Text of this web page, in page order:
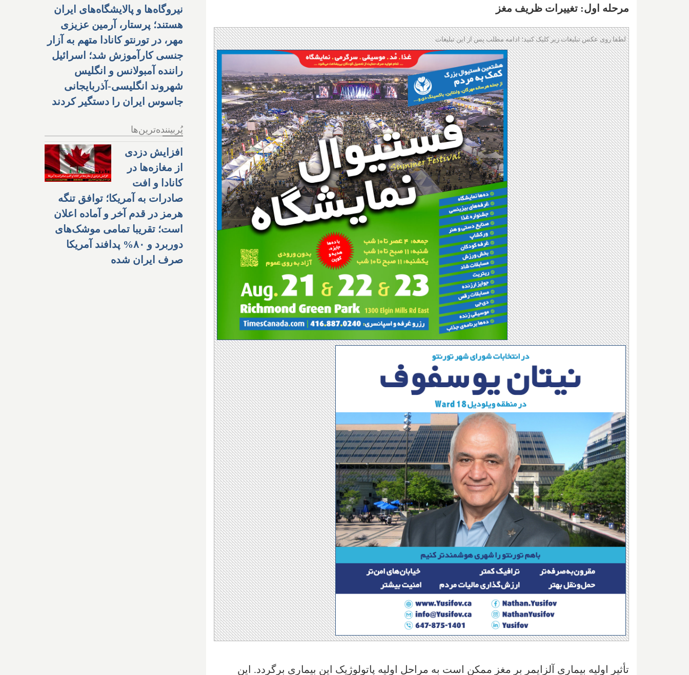
مرحله اول: تغییرات ظریف مغز
لطفا روی عکس تبلیغات زیر کلیک کنید؛ ادامه مطلب پس از این تبلیغات
تأثیر اولیه بیماری آلزایمر بر مغز ممکن است به مراحل اولیه پاتولوژیک این بیماری برگردد. این
نیروگاه‌ها و پالایشگاه‌های ایران
هستند؛ پرستار، آرمین عزیزی
مهر، در تورنتو کانادا متهم به آزار
جنسی کارآموزش شد؛ اسرائیل
راننده آمبولانس و انگلیس
شهروند انگلیسی-آذربایجانی
جاسوس ایران را دستگیر کردند
پُربیننده‌ترین‌ها
افزایش دزدی
از مغازه‌ها در
کانادا و افت
صادرات به آمریکا؛ توافق تنگه
هرمز در قدم آخر و آماده اعلان
است؛ تقریبا تمامی موشک‌های
دوربرد و ۸۰% پدافند آمریکا
صرف ایران شده